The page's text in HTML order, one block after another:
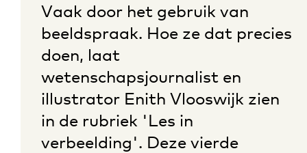
Vaak door het gebruik van
beeldspraak. Hoe ze dat precies
doen, laat
wetenschapsjournalist en
illustrator Enith Vlooswijk zien
in de rubriek 'Les in
verbeelding'. Deze vierde